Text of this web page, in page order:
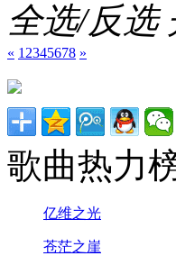
全选/反选
« 1 2345678 »
歌曲热力
亿维之光
苍茫之崖